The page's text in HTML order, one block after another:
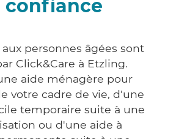
confiance
aux personnes âgées sont
Click&Care à Etzling.
aide ménagère pour
votre cadre de vie, d'une
temporaire suite à une
ou d'une aide à